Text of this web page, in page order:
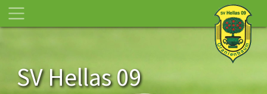
SV Hellas 09